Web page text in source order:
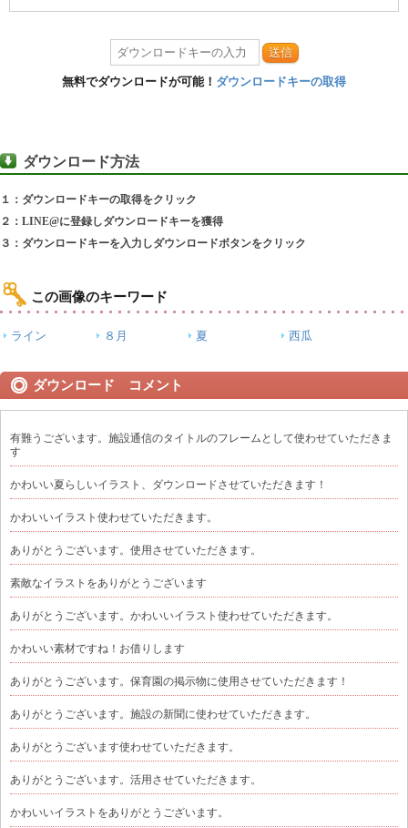
送信
無料でダウンロードが可能！ ダウンロードキーの取得
ダウンロード方法
１：ダウンロードキーの取得をクリック
２：LINE@に登録しダウンロードキーを獲得
３：ダウンロードキーを入力しダウンロードボタンをクリック
この画像のキーワード
ライン ８月 夏 西瓜
ダウンロード コメント
有難うございます。施設通信のタイトルのフレームとして使わせていただきま
す
かわいい夏らしいイラスト、ダウンロードさせていただきます！
かわいいイラスト使わせていただきます。
ありがとうございます。使用させていただきます。
素敵なイラストをありがとうございます
ありがとうございます。かわいいイラスト使わせていただきます。
かわいい素材ですね！お借りします
ありがとうございます。保育園の掲示物に使用させていただきます！
ありがとうございます。施設の新聞に使わせていただきます。
ありがとうございます使わせていただきます。
ありがとうございます。活用させていただきます。
かわいいイラストをありがとうございます。